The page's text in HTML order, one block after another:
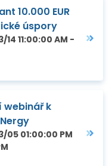
10.000 EUR
úspory
14 11:00:00 AM -
k
05 01:00:00 PM